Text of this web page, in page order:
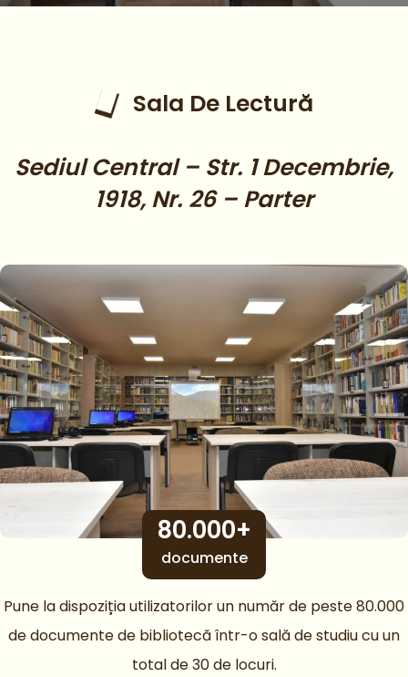
Sala De Lectură
Sediul Central – Str. 1 Decembrie,
1918, Nr. 26 – Parter
80.000+
documente
Pune la dispoziția utilizatorilor un număr de peste 80.000
de documente de bibliotecă într-o sală de studiu cu un
total de 30 de locuri.